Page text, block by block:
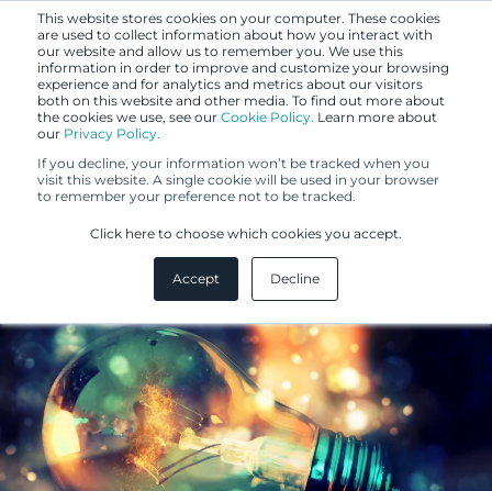
This website stores cookies on your computer. These cookies
are used to collect information about how you interact with
our website and allow us to remember you. We use this
information in order to improve and customize your browsing
experience and for analytics and metrics about our visitors
both on this website and other media. To find out more about
the cookies we use, see our Cookie Policy. Learn more about
our Privacy Policy.
If you decline, your information won’t be tracked when you
visit this website. A single cookie will be used in your browser
to remember your preference not to be tracked.
Click here to choose which cookies you accept.
Accept Decline
3.4.2020
Per aspera ad astra